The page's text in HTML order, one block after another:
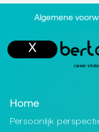
Algemene
career
Home
Persoonlijk